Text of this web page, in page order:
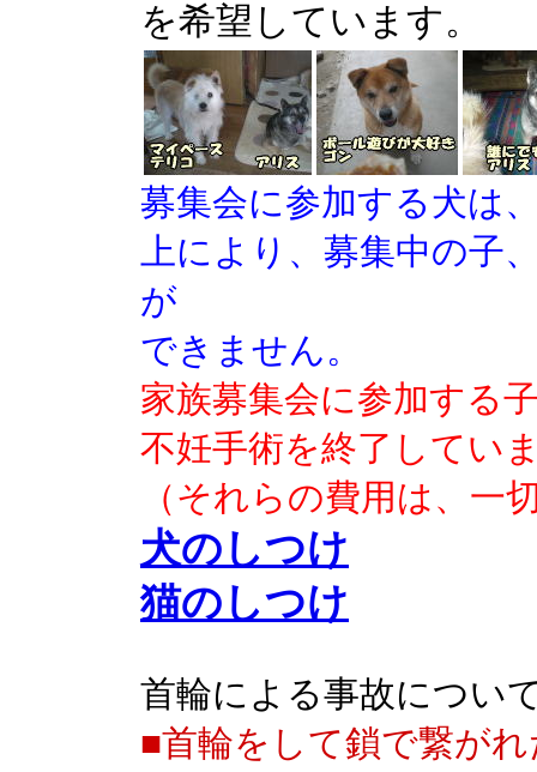
を希望しています。
募集会に参加する犬は
上により、募集中の子
が
できません。
家族募集会に参加する
不妊手術を終了してい
（それらの費用は、一
犬のしつけ
猫のしつけ
首輪による事故につい
■首輪をして鎖で繋が